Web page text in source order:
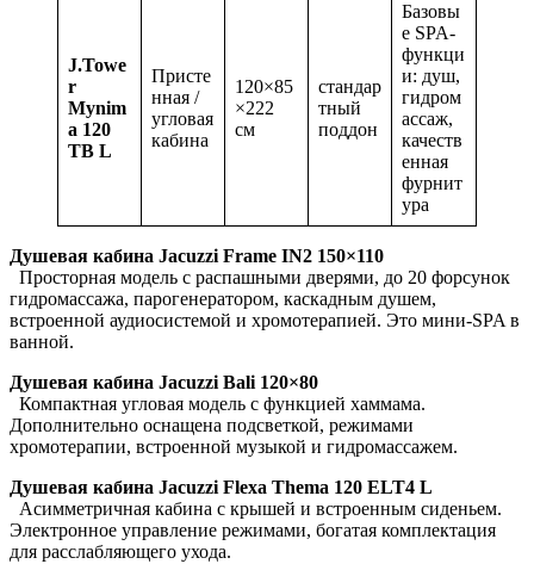
J.Towe
r
Mynim
a 120
TB L
Присте
нная /
угловая
кабина
120×85
×222
см
стандар
тный
поддон
Базовы
е SPA-
функци
и: душ,
гидром
ассаж,
качеств
енная
фурнит
ура
Душевая кабина Jacuzzi Frame IN2 150×110
Просторная модель с распашными дверями, до 20 форсунок
гидромассажа, парогенератором, каскадным душем,
встроенной аудиосистемой и хромотерапией. Это мини-SPA в
ванной.
Душевая кабина Jacuzzi Bali 120×80
Компактная угловая модель с функцией хаммама.
Дополнительно оснащена подсветкой, режимами
хромотерапии, встроенной музыкой и гидромассажем.
Душевая кабина Jacuzzi Flexa Thema 120 ELT4 L
Асимметричная кабина с крышей и встроенным сиденьем.
Электронное управление режимами, богатая комплектация
для расслабляющего ухода.